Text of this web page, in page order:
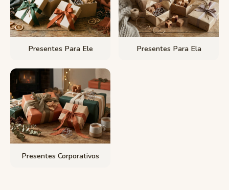
Presentes Para Ele Presentes Para Ela
Presentes Corporativos